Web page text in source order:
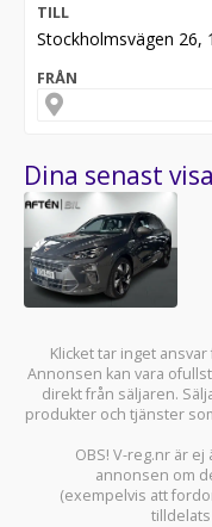
TILL
Stockholmsvägen 26,
FRÅN
Dina senast
Klicket tar inget
Annonsen kan vara
direkt från säljaren.
produkter och tjänster
OBS! V-reg.nr är
annonsen om
(exempelvis att